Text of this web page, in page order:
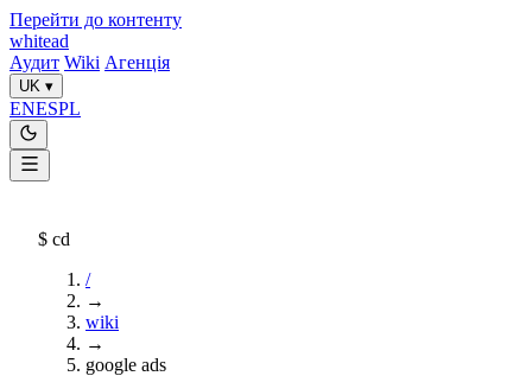
Перейти до контенту
whitead
Аудит Wiki Агенція
UK ▾
ENESPL
$ cd
/
→
wiki
→
google ads